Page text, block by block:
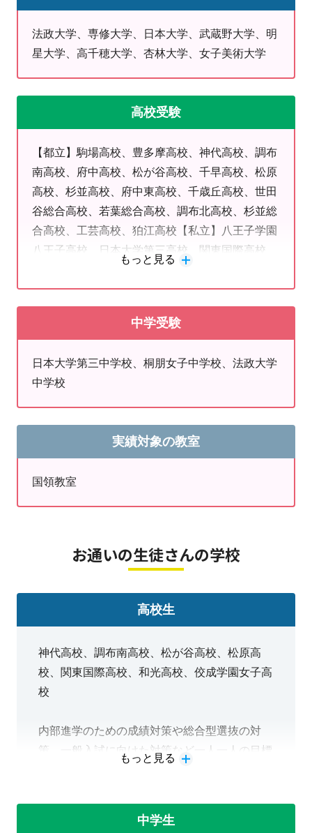
丈夫です
【中学生】
三中、狛江四中など）の学校別で定期テスト対策を実施
私立中にお通いの方も対応いたしますのでご安心くださ
●高校受験対策
早めに対策を始めたい中1・2生もお預かりいたします
皆様の志望校に合わせた対策をさせていただきます
都立・私立ともに第一志望校に合格できるように一緒に
●定期テスト対策
総合型選抜や学校推薦選抜では学校での成績がとても大
事です
数学や物理、化学もお任せください
●大学受験対策
策を行います
国領教室で一緒に頑張りましょう！
8/3(月)13：00～21：00
8/6(木) 11：00～21：00
8/7(金) 11：00～21：00
法政大学、専修大学、日本大学、武蔵野大学、明
星大学、高千穂大学、杏林大学、女子美術大学
高校受験
【都立】駒場高校、豊多摩高校、神代高校、調布
南高校、府中高校、松が谷高校、千早高校、松原
高校、杉並高校、府中東高校、千歳丘高校、世田
谷総合高校、若葉総合高校、調布北高校、杉並総
合高校、工芸高校、狛江高校【私立】八王子学園
八王子高校、日本大学第三高校、関東国際高校、
高校、駒場学園高校、和光高校、大成高校、杉並
学院高校、八王子実践高校、大東学園高校、日本
学園高校、国本女子高校、明星高校
もっと見る
中学受験
日本大学第三中学校、桐朋女子中学校、法政大学
中学校
実績対象の教室
国領教室
お通いの生徒さんの学校
高校生
神代高校、調布南高校、松が谷高校、松原高
校、関東国際高校、和光高校、佼成学園女子高
校
内部進学のための成績対策や総合型選抜の対
策、一般入試に向けた対策など一人一人の目標
もっと見る
中学生